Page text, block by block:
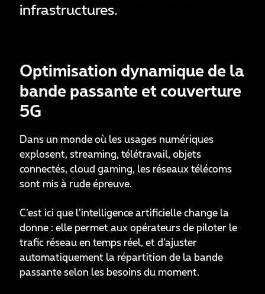
infrastructures.
Optimisation dynamique de la
bande passante et couverture
5G
Dans un monde où les usages numériques
explosent, streaming, télétravail, objets
connectés, cloud gaming, les réseaux télécoms
sont mis à rude épreuve.
C’est ici que l’intelligence artificielle change la
donne : elle permet aux opérateurs de piloter le
trafic réseau en temps réel, et d’ajuster
automatiquement la répartition de la bande
passante selon les besoins du moment.